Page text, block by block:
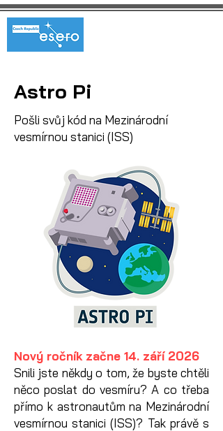
Astro Pi
Pošli svůj kód na Mezinárodní
vesmírnou stanici (ISS)
Nový ročník začne 14. září 2026
Snili jste někdy o tom, že byste chtěli
něco poslat do vesmíru? A co třeba
přímo k astronautům na Mezinárodní
vesmírnou stanici (ISS)? Tak právě s